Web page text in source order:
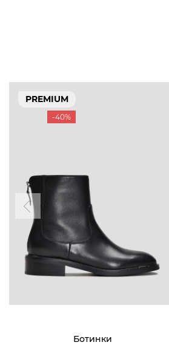
PREMIUM
-40%
Ботинки